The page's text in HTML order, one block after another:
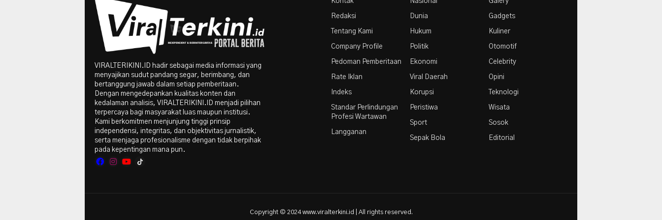
Redaksi
Tentang Kami
Company Profile
Pedoman Pemberitaan
Rate Iklan
Indeks
Standar Perlindungan
Profesi Wartawan
Langganan
Dunia
Hukum
Politik
Ekonomi
Viral Daerah
Korupsi
Peristiwa
Sport
Sepak Bola
Gadgets
Kuliner
Otomotif
Celebrity
Opini
Teknologi
Wisata
Sosok
Editorial
VIRALTERIKINI.ID hadir sebagai media informasi yang
menyajikan sudut pandang segar, berimbang, dan
bertanggung jawab dalam setiap pemberitaan.
Dengan mengedepankan kualitas konten dan
kedalaman analisis, VIRALTERIKINI.ID menjadi pilihan
terpercaya bagi masyarakat luas maupun institusi.
Kami berkomitmen menjunjung tinggi prinsip
independensi, integritas, dan objektivitas jurnalistik,
serta menjaga profesionalisme dengan tidak berpihak
pada kepentingan mana pun.
Copyright © 2024 www.viralterkini.id | All rights reserved.